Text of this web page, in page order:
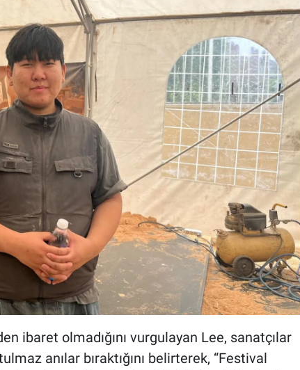
ibaret olmadığını vurgulayan Lee, sanatçılar
anılar bıraktığını belirterek, “Festival